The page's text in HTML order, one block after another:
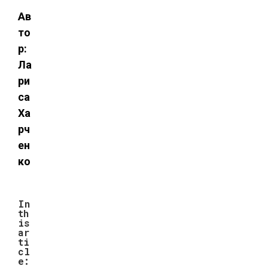
Ав
то
р:
Ла
ри
са
Ха
рч
ен
ко
In
th
is
ar
ti
cl
e: